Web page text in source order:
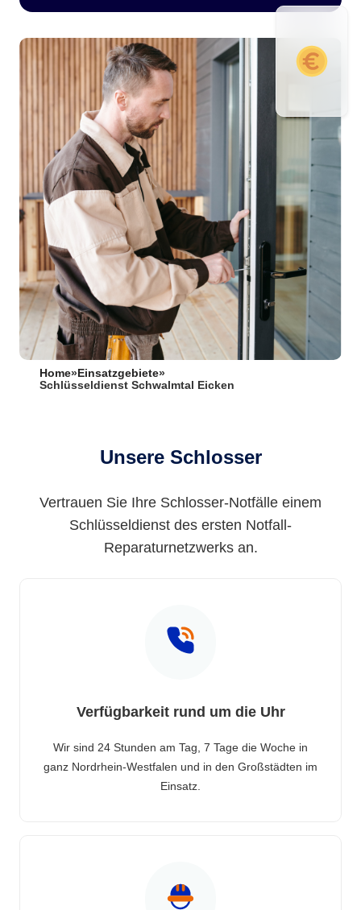
Home» Einsatzgebiete»
Schlüsseldienst Schwalmtal Eicken
Unsere Schlosser
Vertrauen Sie Ihre Schlosser-Notfälle einem
Schlüsseldienst des ersten Notfall-
Reparaturnetzwerks an.
Verfügbarkeit rund um die Uhr
Wir sind 24 Stunden am Tag, 7 Tage die Woche in
ganz Nordrhein-Westfalen und in den Großstädten im
Einsatz.